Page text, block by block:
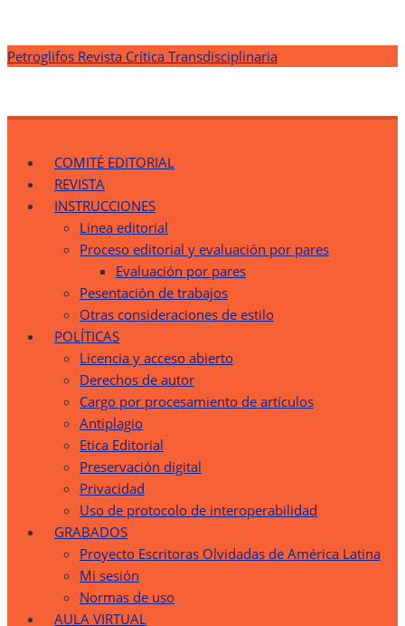
Saltar
Petroglifos Revista Crítica Transdisciplinaria
COMITÉ EDITORIAL
REVISTA
INSTRUCCIONES
Linea editorial
Proceso editorial y evaluación por pares
Evaluación por pares
Pesentación de trabajos
Otras consideraciones de estilo
POLÍTICAS
Licencia y acceso abierto
Derechos de autor
Cargo por procesamiento de artículos
Antiplagio
Etica Editorial
Preservación digital
Privacidad
Uso de protocolo de interoperabilidad
GRABADOS
Proyecto Escritoras Olvidadas de América Latina
Mi sesión
Normas de uso
AULA VIRTUAL